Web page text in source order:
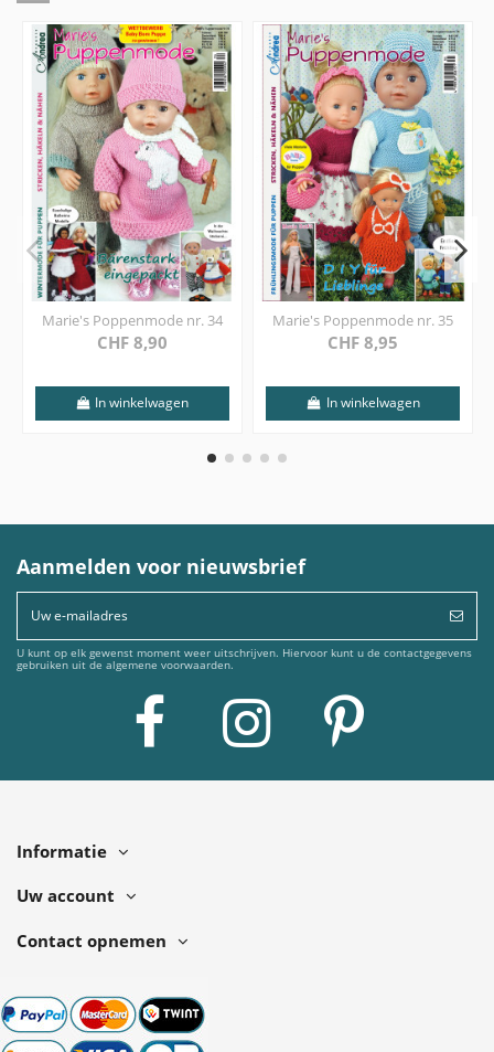
Marie's Poppenmode nr. 34
CHF 8,90
In winkelwagen
Marie's Poppenmode nr. 35
CHF 8,95
In winkelwagen
Aanmelden voor nieuwsbrief
U kunt op elk gewenst moment weer uitschrijven. Hiervoor kunt u de contactgegevens
gebruiken uit de algemene voorwaarden.
Informatie
Uw account
Contact opnemen